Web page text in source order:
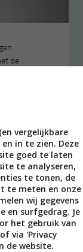
de
BEKIJKEN
vergelijkbare
in te zien. Deze
goed te laten
te analyseren,
te tonen, de
te meten en onze
wij gegevens
en surfgedrag. Je
het gebruik van
via 'Privacy
de website.